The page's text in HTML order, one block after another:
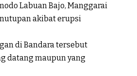
Labuan Bajo, Manggarai
akibat erupsi
di Bandara tersebut
datang maupun yang